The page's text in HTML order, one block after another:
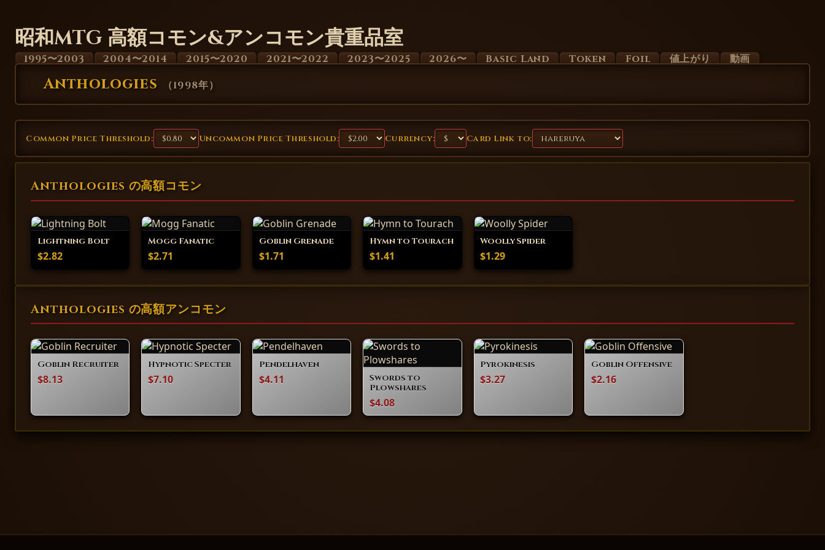
昭和MTG 高額コモン&アンコモン貴重品室
1995〜2003 2004〜2014 2015〜2020 2021〜2022 2023〜2025 2026〜 Basic Land Token Foil 値上がり 動画
Anthologies （1998年）
Common Price Threshold: Uncommon Price Threshold: Currency: Card Link to:
Anthologies の高額コモン
Lightning Bolt
$2.82
Mogg Fanatic
$2.71
Goblin Grenade
$1.71
Hymn to Tourach
$1.41
Woolly Spider
$1.29
Anthologies の高額アンコモン
Goblin Recruiter
$8.13
Hypnotic Specter
$7.10
Pendelhaven
$4.11
Swords to
Plowshares
$4.08
Pyrokinesis
$3.27
Goblin Offensive
$2.16